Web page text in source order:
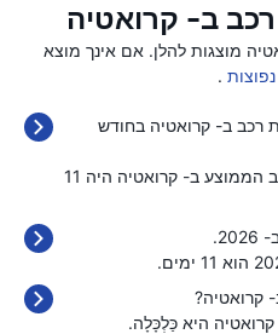
ב- קרואטיה
מוצגות להלן. אם אינך מוצא
.
רכב ב- קרואטיה בחודש
בחודש August, אורך השכרת הרכב הממוצע ב- קרואטיה היה 11
קרואטיה?
היא כַּלְכָּלָה.